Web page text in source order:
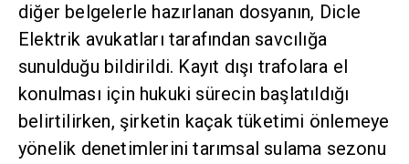
diğer belgelerle hazırlanan dosyanın, Dicle
Elektrik avukatları tarafından savcılığa
sunulduğu bildirildi. Kayıt dışı trafolara el
konulması için hukuki sürecin başlatıldığı
belirtilirken, şirketin kaçak tüketimi önlemeye
yönelik denetimlerini tarımsal sulama sezonu